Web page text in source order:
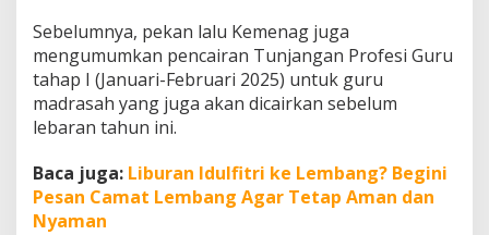
Sebelumnya, pekan lalu Kemenag juga
mengumumkan pencairan Tunjangan Profesi Guru
tahap I (Januari-Februari 2025) untuk guru
madrasah yang juga akan dicairkan sebelum
lebaran tahun ini.
Baca juga: Liburan Idulfitri ke Lembang? Begini
Pesan Camat Lembang Agar Tetap Aman dan
Nyaman